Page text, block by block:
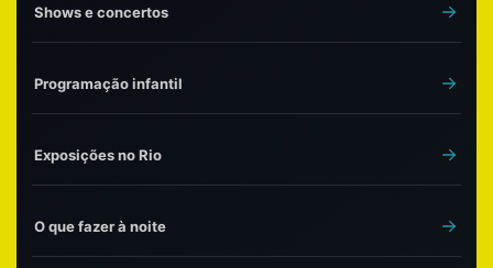
Shows e concertos
Programação infantil
Exposições no Rio
O que fazer à noite